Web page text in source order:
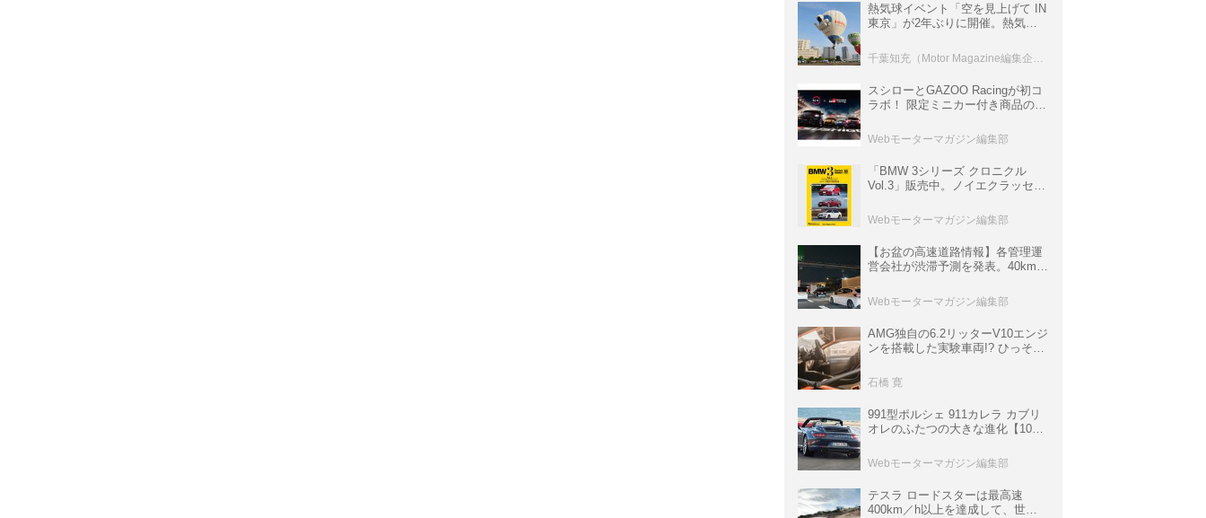
熱気球イベント「空を見上げて IN
東京」が2年ぶりに開催。熱気球
室などのコンテンツも
スシローとGAZOO Racingが初コ
ラボ！ 限定ミニカー付き商品の
ト体験があたる抽選企画などを展
開
Webモーターマガジン編集部
「BMW 3シリーズ クロニクル
Vol.3」販売中。ノイエクラッセか
ムック
Webモーターマガジン編集部
【お盆の高速道路情報】各管理運
営会社が渋滞予測を発表。40km以
数ある
Webモーターマガジン編集部
AMG独自の6.2リッターV10エンジ
ンを搭載した実験車両!? ひっそり
P900 プロトタイプ」とは
石橋 寛
991型ポルシェ 911カレラ カブリ
オレのふたつの大きな進化【10年
Webモーターマガジン編集部
テスラ ロードスターは最高速
400km／h以上を達成して、世界